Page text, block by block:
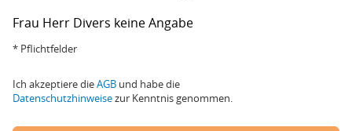
Frau Herr Divers keine Angabe
* Pflichtfelder
Ich akzeptiere dieAGB und habe die
Datenschutzhinweisezur Kenntnis genommen.